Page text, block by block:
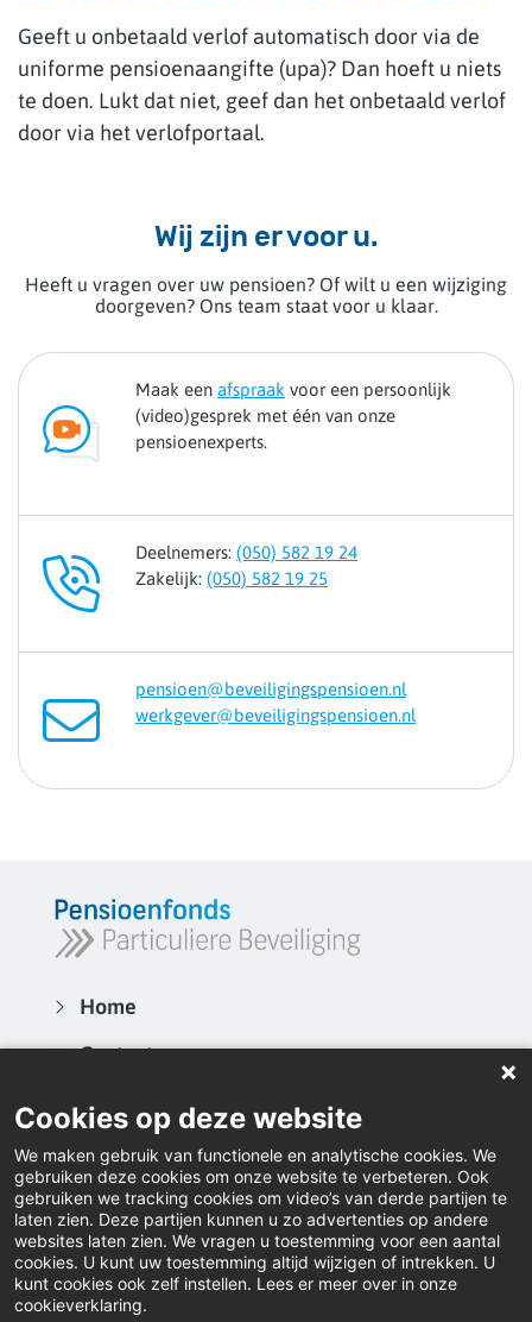
Geeft u onbetaald verlof automatisch door via de
uniforme pensioenaangifte (upa)? Dan hoeft u niets
te doen. Lukt dat niet, geef dan het onbetaald verlof
door via het verlofportaal.
Wij zijn er voor u.
Heeft u vragen over uw pensioen? Of wilt u een wijziging
doorgeven? Ons team staat voor u klaar.
Maak een afspraak voor een persoonlijk
(video)gesprek met één van onze
pensioenexperts.
Deelnemers: (050) 582 19 24
Zakelijk: (050) 582 19 25
pensioen@beveiligingspensioen.nl
werkgever@beveiligingspensioen.nl
Home
Contact
Actueel
Video's
Inloggen
Downloads
Klacht indienen
Cookies op deze website
We maken gebruik van functionele en analytische cookies. We
gebruiken deze cookies om onze website te verbeteren. Ook
gebruiken we tracking cookies om video’s van derde partijen te
laten zien. Deze partijen kunnen u zo advertenties op andere
websites laten zien. We vragen u toestemming voor een aantal
cookies. U kunt uw toestemming altijd wijzigen of intrekken. U
kunt cookies ook zelf instellen. Lees er meer over in onze
cookieverklaring.